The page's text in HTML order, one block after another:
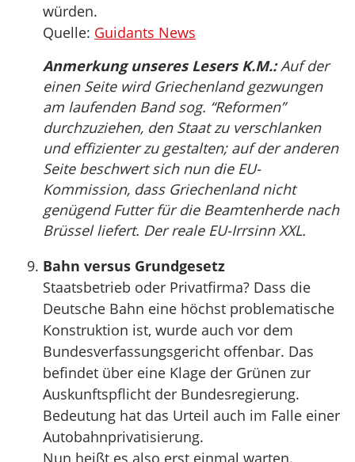
würden.
Quelle: Guidants News
Anmerkung unseres Lesers K.M.:Auf der
einen Seite wird Griechenland gezwungen
am laufenden Band sog. “Reformen”
durchzuziehen, den Staat zu verschlanken
und effizienter zu gestalten; auf der anderen
Seite beschwert sich nun die EU-
Kommission, dass Griechenland nicht
genügend Futter für die Beamtenherde nach
Brüssel liefert. Der reale EU-Irrsinn XXL.
Bahn versus Grundgesetz
Staatsbetrieb oder Privatfirma? Dass die
Deutsche Bahn eine höchst problematische
Konstruktion ist, wurde auch vor dem
Bundesverfassungsgericht offenbar. Das
befindet über eine Klage der Grünen zur
Auskunftspflicht der Bundesregierung.
Bedeutung hat das Urteil auch im Falle einer
Autobahnprivatisierung.
Nun heißt es also erst einmal warten.